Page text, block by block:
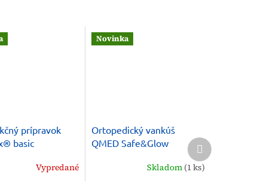
prípravok
basic
Vypredané
Novinka
Ortopedický vankúš
QMED Safe&Glow
Skladom (1 ks)
Ďalší
produkt